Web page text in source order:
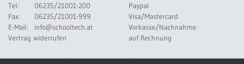
Tel:
06235/21001-200
Fax:
06235/21001-999
E-Mail:
info@schooltech.at
Vertrag widerrufen
Paypal
Visa/Mastercard
Vorkasse/Nachnahme
auf Rechnung